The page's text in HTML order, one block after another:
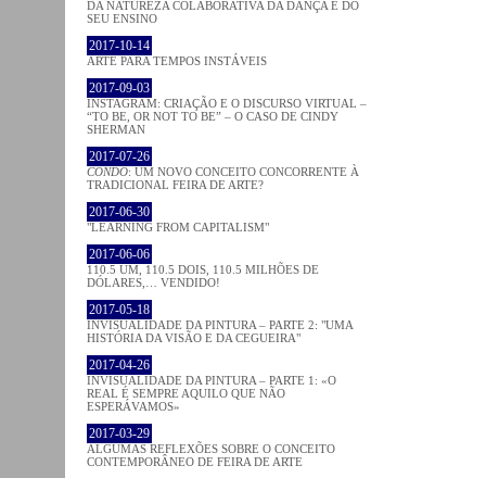
DA NATUREZA COLABORATIVA DA DANÇA E DO
SEU ENSINO
2017-10-14
ARTE PARA TEMPOS INSTÁVEIS
2017-09-03
INSTAGRAM: CRIAÇÃO E O DISCURSO VIRTUAL –
“TO BE, OR NOT TO BE” – O CASO DE CINDY
SHERMAN
2017-07-26
CONDO: UM NOVO CONCEITO CONCORRENTE À
TRADICIONAL FEIRA DE ARTE?
2017-06-30
"LEARNING FROM CAPITALISM"
2017-06-06
110.5 UM, 110.5 DOIS, 110.5 MILHÕES DE
DÓLARES,… VENDIDO!
2017-05-18
INVISUALIDADE DA PINTURA – PARTE 2: "UMA
HISTÓRIA DA VISÃO E DA CEGUEIRA"
2017-04-26
INVISUALIDADE DA PINTURA – PARTE 1: «O
REAL É SEMPRE AQUILO QUE NÃO
ESPERÁVAMOS»
2017-03-29
ALGUMAS REFLEXÕES SOBRE O CONCEITO
CONTEMPORÂNEO DE FEIRA DE ARTE